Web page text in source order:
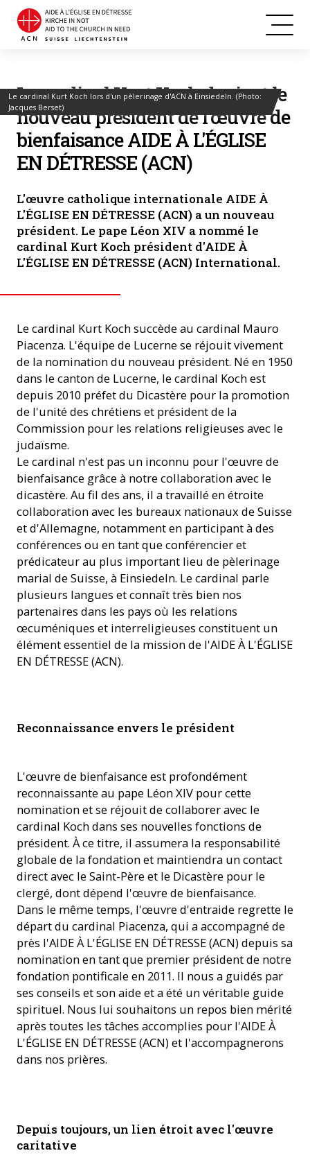
Le cardinal Kurt Koch lors d'un pèlerinage d'ACN à Einsiedeln. (Photo:
Jacques Berset)
Le cardinal Kurt Koch devient le
nouveau président de l'œuvre de
bienfaisance AIDE À L'ÉGLISE
EN DÉTRESSE (ACN)
L'œuvre catholique internationale AIDE À
L'ÉGLISE EN DÉTRESSE (ACN) a un nouveau
président. Le pape Léon XIV a nommé le
cardinal Kurt Koch président d'AIDE À
L'ÉGLISE EN DÉTRESSE (ACN) International.
Le cardinal Kurt Koch succède au cardinal Mauro
Piacenza. L'équipe de Lucerne se réjouit vivement
de la nomination du nouveau président. Né en 1950
dans le canton de Lucerne, le cardinal Koch est
depuis 2010 préfet du Dicastère pour la promotion
de l'unité des chrétiens et président de la
Commission pour les relations religieuses avec le
judaïsme.
Le cardinal n'est pas un inconnu pour l'œuvre de
bienfaisance grâce à notre collaboration avec le
dicastère. Au fil des ans, il a travaillé en étroite
collaboration avec les bureaux nationaux de Suisse
et d'Allemagne, notamment en participant à des
conférences ou en tant que conférencier et
prédicateur au plus important lieu de pèlerinage
marial de Suisse, à Einsiedeln. Le cardinal parle
plusieurs langues et connaît très bien nos
partenaires dans les pays où les relations
œcuméniques et interreligieuses constituent un
élément essentiel de la mission de l'AIDE À L'ÉGLISE
EN DÉTRESSE (ACN).
Rome. (Photo: ACN)
Reconnaissance envers le président
L'œuvre de bienfaisance est profondément
reconnaissante au pape Léon XIV pour cette
nomination et se réjouit de collaborer avec le
cardinal Koch dans ses nouvelles fonctions de
président. À ce titre, il assumera la responsabilité
globale de la fondation et maintiendra un contact
direct avec le Saint-Père et le Dicastère pour le
clergé, dont dépend l'œuvre de bienfaisance.
Dans le même temps, l'œuvre d'entraide regrette le
départ du cardinal Piacenza, qui a accompagné de
près l'AIDE À L'ÉGLISE EN DÉTRESSE (ACN) depuis sa
nomination en tant que premier président de notre
fondation pontificale en 2011. Il nous a guidés par
ses conseils et son aide et a été un véritable guide
spirituel. Nous lui souhaitons un repos bien mérité
après toutes les tâches accomplies pour l'AIDE À
L'ÉGLISE EN DÉTRESSE (ACN) et l'accompagnerons
dans nos prières.
Depuis toujours, un lien étroit avec l'œuvre
caritative